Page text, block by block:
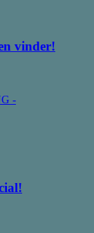
vinder!